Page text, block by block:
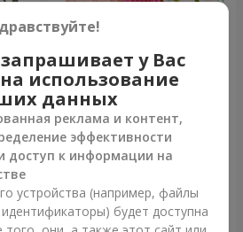
с Цветы в коробке "Счастья
не избежать"
Заказать
у Вас
использование
данных
реклама и контент,
эффективности
доступ к информации на
устройства (например, файлы
будет доступна